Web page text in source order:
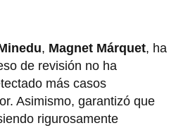
, Magnet Márquet, ha
de revisión no ha
más casos
Asimismo, garantizó que
rigurosamente